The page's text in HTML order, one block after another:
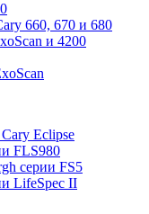
660, 670 и 680
и 4200
Eclipse
FLS980
серии FS5
LifeSpec II